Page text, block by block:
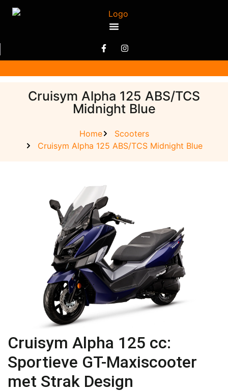
Cruisym Alpha 125 ABS/TCS
Midnight Blue
Home
Scooters
Cruisym Alpha 125 ABS/TCS Midnight Blue
Cruisym Alpha 125 cc:
Sportieve GT-Maxiscooter
met Strak Design